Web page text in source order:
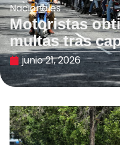
Nacionales
Motoristas
multas tras
junio 21, 2026